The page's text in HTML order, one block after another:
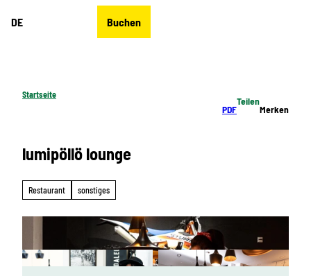
DE Buchen
Startseite
PDF
Teilen
Merken
lumipöllö lounge
Restaurant sonstiges